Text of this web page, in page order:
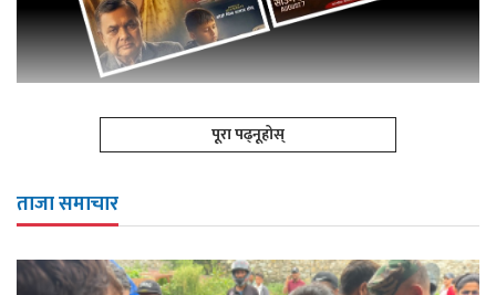
पूरा पढ्नूहोस्
ताजा समाचार